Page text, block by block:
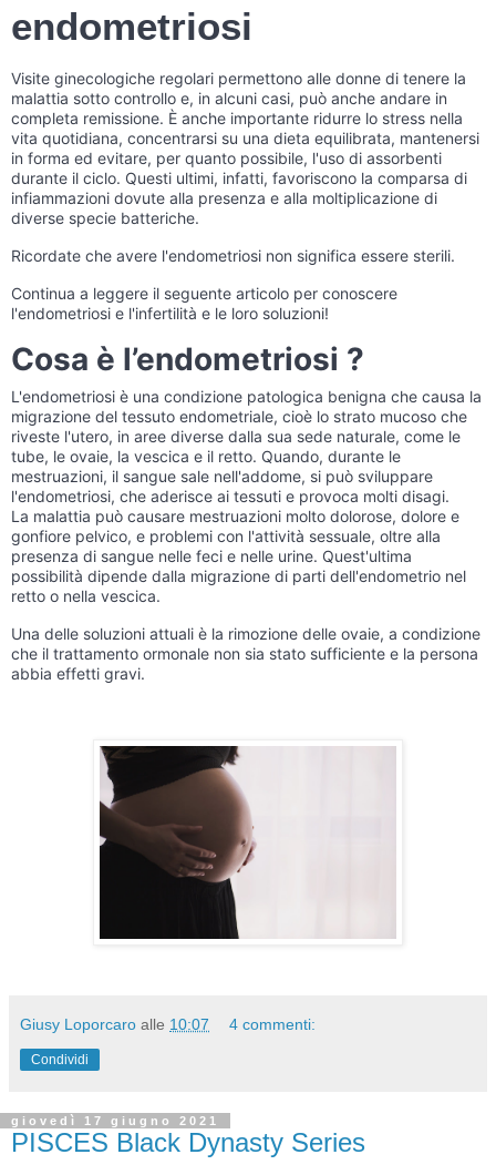
endometriosi
Visite ginecologiche regolari permettono alle donne di tenere la
malattia sotto controllo e, in alcuni casi, può anche andare in
completa remissione. È anche importante ridurre lo stress nella
vita quotidiana, concentrarsi su una dieta equilibrata, mantenersi
in forma ed evitare, per quanto possibile, l'uso di assorbenti
durante il ciclo. Questi ultimi, infatti, favoriscono la comparsa di
infiammazioni dovute alla presenza e alla moltiplicazione di
diverse specie batteriche.
Ricordate che avere l'endometriosi non significa essere sterili.
Continua a leggere il seguente articolo per conoscere
l'endometriosi e l'infertilità e le loro soluzioni!
Cosa è l’endometriosi ?
L'endometriosi è una condizione patologica benigna che causa la
migrazione del tessuto endometriale, cioè lo strato mucoso che
riveste l'utero, in aree diverse dalla sua sede naturale, come le
tube, le ovaie, la vescica e il retto. Quando, durante le
mestruazioni, il sangue sale nell'addome, si può sviluppare
l'endometriosi, che aderisce ai tessuti e provoca molti disagi.
La malattia può causare mestruazioni molto dolorose, dolore e
gonfiore pelvico, e problemi con l'attività sessuale, oltre alla
presenza di sangue nelle feci e nelle urine. Quest'ultima
possibilità dipende dalla migrazione di parti dell'endometrio nel
retto o nella vescica.
Una delle soluzioni attuali è la rimozione delle ovaie, a condizione
che il trattamento ormonale non sia stato sufficiente e la persona
abbia effetti gravi.
Giusy Loporcaro alle 10:07 4 commenti:
Condividi
giovedì 17 giugno 2021
PISCES Black Dynasty Series